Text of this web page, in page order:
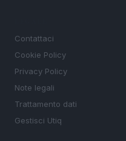
Contattaci
Cookie Policy
Privacy Policy
Note legali
Trattamento dati
Gestisci Utiq